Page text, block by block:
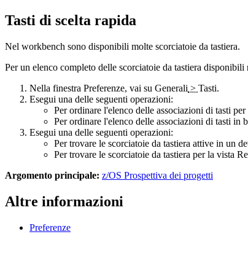
Tasti di scelta rapida
Nel workbench sono disponibili molte scorciatoie da tastiera.
Per un elenco completo delle scorciatoie da tastiera
Nella finestra Preferenze, vai su Generali > Tasti.
Esegui una delle seguenti operazioni:
Per ordinare l'elenco delle associazioni di tasti
Per ordinare l'elenco delle associazioni di tasti in
Esegui una delle seguenti operazioni:
Per trovare le scorciatoie da tastiera attive in un
Per trovare le scorciatoie da tastiera perla vista
Argomento principale: z/OS Prospettiva dei progetti
Altre informazioni
Preferenze